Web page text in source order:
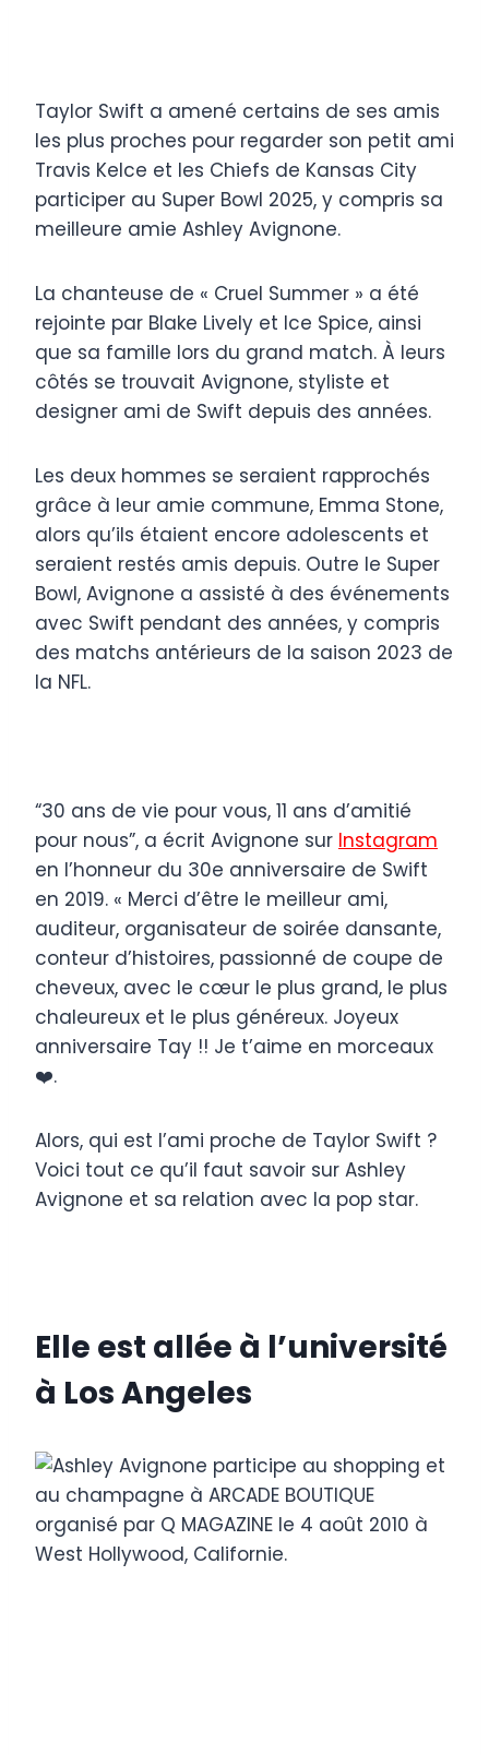
Taylor Swift a amené certains de ses amis
les plus proches pour regarder son petit ami
Travis Kelce et les Chiefs de Kansas City
participer au Super Bowl 2025, y compris sa
meilleure amie Ashley Avignone.
La chanteuse de « Cruel Summer » a été
rejointe par Blake Lively et Ice Spice, ainsi
que sa famille lors du grand match. À leurs
côtés se trouvait Avignone, styliste et
designer ami de Swift depuis des années.
Les deux hommes se seraient rapprochés
grâce à leur amie commune, Emma Stone,
alors qu’ils étaient encore adolescents et
seraient restés amis depuis. Outre le Super
Bowl, Avignone a assisté à des événements
avec Swift pendant des années, y compris
des matchs antérieurs de la saison 2023 de
la NFL.
“30 ans de vie pour vous, 11 ans d’amitié
pour nous”, a écrit Avignone sur Instagram
en l’honneur du 30e anniversaire de Swift
en 2019. « Merci d’être le meilleur ami,
auditeur, organisateur de soirée dansante,
conteur d’histoires, passionné de coupe de
cheveux, avec le cœur le plus grand, le plus
chaleureux et le plus généreux. Joyeux
anniversaire Tay !! Je t’aime en morceaux
❤️.
Alors, qui est l’ami proche de Taylor Swift ?
Voici tout ce qu’il faut savoir sur Ashley
Avignone et sa relation avec la pop star.
Elle est allée à l’université
à Los Angeles